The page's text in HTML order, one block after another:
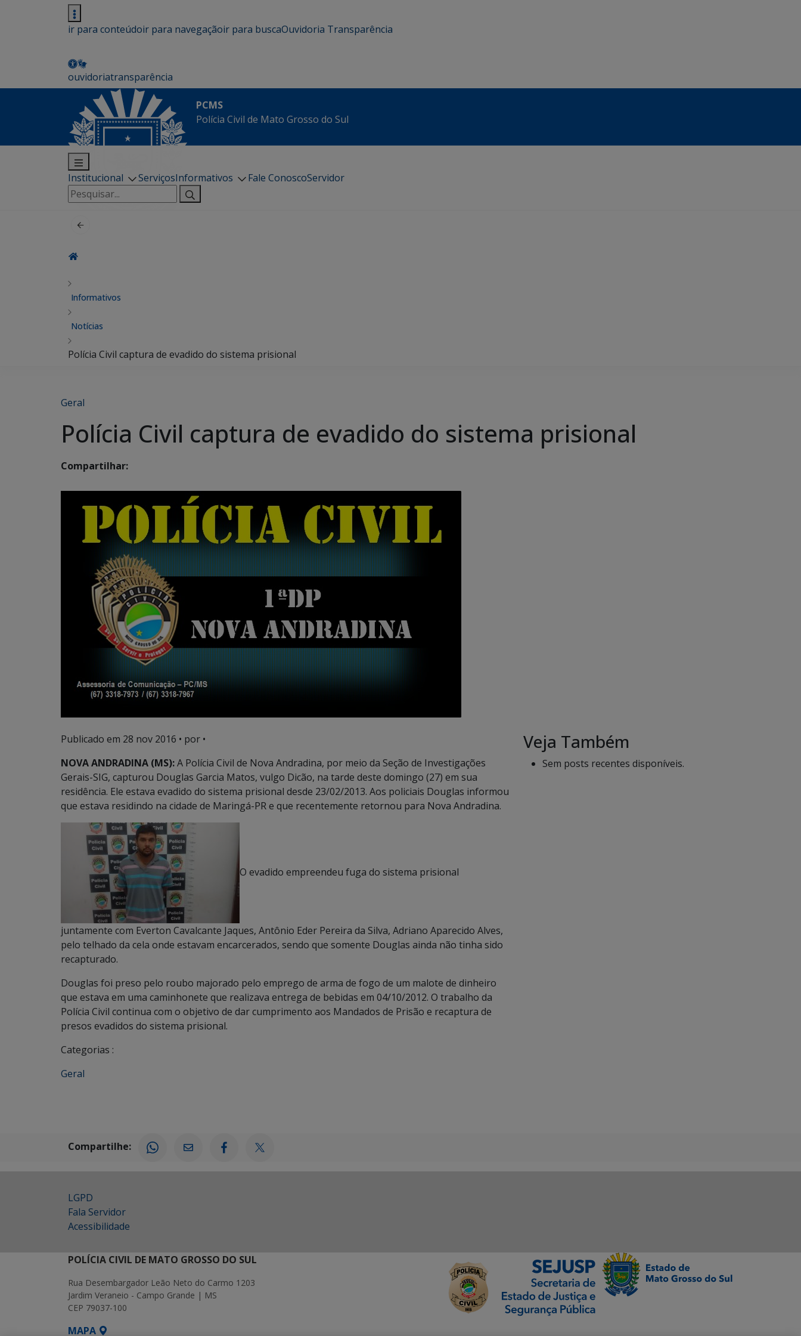
ir para conteúdoir para navegaçãoir para buscaOuvidoria Transparência
ouvidoriatransparência
PCMS
Polícia Civil de Mato Grosso do Sul
Institucional ServiçosInformativos Fale ConoscoServidor
Pesquisar
por:
Informativos
Notícias
Polícia Civil captura de evadido do sistema prisional
Geral
Polícia Civil captura de evadido do sistema prisional
Compartilhar:
Publicado em 28 nov 2016 • por •
NOVA ANDRADINA (MS):A Polícia Civil de Nova Andradina, por meio da Seção de Investigações
Gerais-SIG, capturou Douglas Garcia Matos, vulgo Dicão, na tarde deste domingo (27) em sua
residência. Ele estava evadido do sistema prisional desde 23/02/2013. Aos policiais Douglas informou
que estava residindo na cidade de Maringá-PR e que recentemente retornou para Nova Andradina.
O evadido empreendeu fuga do sistema prisional
juntamente com Everton Cavalcante Jaques, Antônio Eder Pereira da Silva, Adriano Aparecido Alves,
pelo telhado da cela onde estavam encarcerados, sendo que somente Douglas ainda não tinha sido
recapturado.
Douglas foi preso pelo roubo majorado pelo emprego de arma de fogo de um malote de dinheiro
que estava em uma caminhonete que realizava entrega de bebidas em 04/10/2012. O trabalho da
Polícia Civil continua com o objetivo de dar cumprimento aos Mandados de Prisão e recaptura de
presos evadidos do sistema prisional.
Categorias :
Geral
Veja Também
Sem posts recentes disponíveis.
Compartilhe:
LGPD
Fala Servidor
Acessibilidade
POLÍCIA CIVIL DE MATO GROSSO DO SUL
Rua Desembargador Leão Neto do Carmo 1203
Jardim Veraneio - Campo Grande | MS
CEP 79037-100
MAPA